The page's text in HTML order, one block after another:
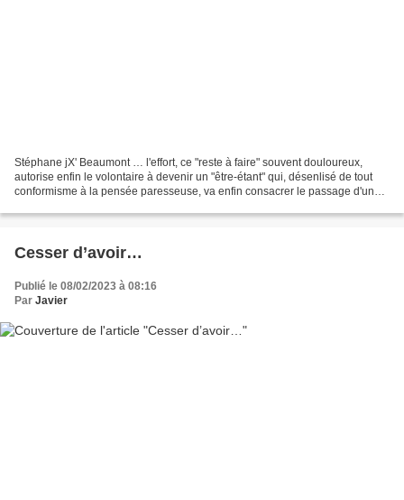
Stéphane jX' Beaumont … l'effort, ce "reste à faire" souvent douloureux,
autorise enfin le volontaire à devenir un "être-étant" qui, désenlisé de tout
conformisme à la pensée paresseuse, va enfin consacrer le passage d'une
Cesser d’avoir…
Publié le 08/02/2023 à 08:16
Par Javier